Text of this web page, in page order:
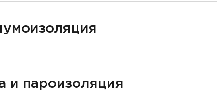
и пароизоляция